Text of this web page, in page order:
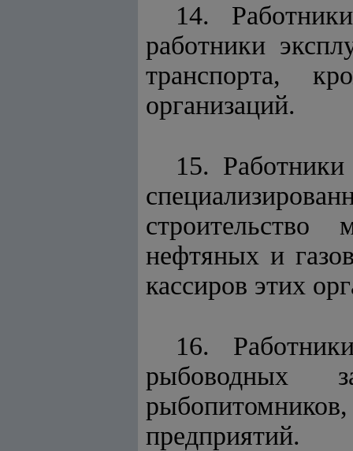
14.
работники
транспорта,
организаций.
15.
строительство
нефтяных и
кассиров этих
16.
рыбоводных
предприятий.